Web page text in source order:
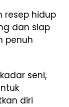
resep hidup
dan siap
penuh
seni,
diri